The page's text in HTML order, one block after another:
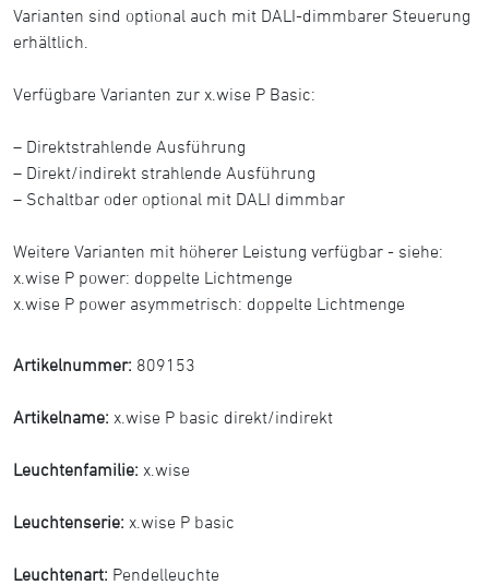
Varianten sind optional auch mit DALI-dimmbarer Steuerung
erhältlich.
Verfügbare Varianten zur x.wise P Basic:
– Direktstrahlende Ausführung
– Direkt/indirekt strahlende Ausführung
– Schaltbar oder optional mit DALI dimmbar
Weitere Varianten mit höherer Leistung verfügbar - siehe:
x.wise P power: doppelte Lichtmenge
x.wise P power asymmetrisch: doppelte Lichtmenge
Artikelnummer: 809153
Artikelname: x.wise P basic direkt/indirekt
Leuchtenfamilie: x.wise
Leuchtenserie: x.wise P basic
Leuchtenart: Pendelleuchte